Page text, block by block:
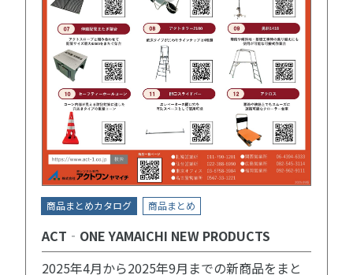
商品まとめカタログ 商品まとめ
ACT‐ONE YAMAICHI NEW PRODUCTS
2025年4月から2025年9月までの新商品をまと